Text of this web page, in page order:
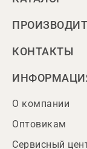
КОНТАКТЫ
О компании
Оптовикам
Сервисный